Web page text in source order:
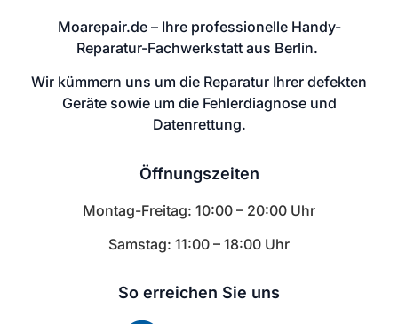
Moarepair.de – Ihre professionelle Handy-
Reparatur-Fachwerkstatt aus Berlin.
Wir kümmern uns um die Reparatur Ihrer defekten
Geräte sowie um die Fehlerdiagnose und
Datenrettung.
Öffnungszeiten
Montag-Freitag: 10:00 – 20:00 Uhr
Samstag: 11:00 – 18:00 Uhr
So erreichen Sie uns